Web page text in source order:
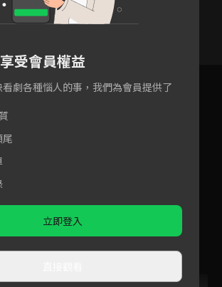
受會員權益
劇各種惱人的事，我們為會員提供了
尾
立即登入